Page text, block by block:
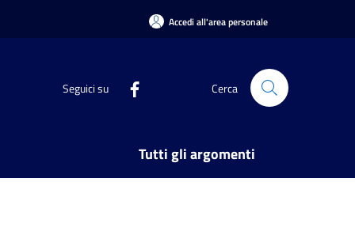
Accedi all'area personale
Seguici su Cerca
Tutti gli argomenti